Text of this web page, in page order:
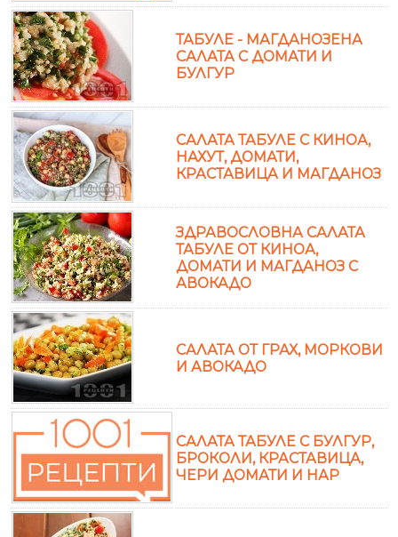
ТАБУЛЕ - МАГДАНОЗЕНА
САЛАТА С ДОМАТИ И
БУЛГУР
САЛАТА ТАБУЛЕ С КИНОА,
НАХУТ, ДОМАТИ,
КРАСТАВИЦА И МАГДАНОЗ
ЗДРАВОСЛОВНА САЛАТА
ТАБУЛЕ ОТ КИНОА,
ДОМАТИ И МАГДАНОЗ С
АВОКАДО
САЛАТА ОТ ГРАХ, МОРКОВИ
И АВОКАДО
САЛАТА ТАБУЛЕ С БУЛГУР,
БРОКОЛИ, КРАСТАВИЦА,
ЧЕРИ ДОМАТИ И НАР